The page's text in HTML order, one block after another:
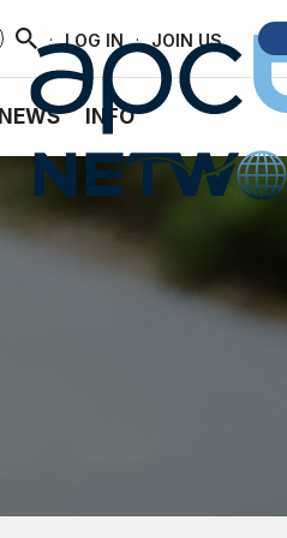
· LOG IN · JOIN US
NEWS INFO